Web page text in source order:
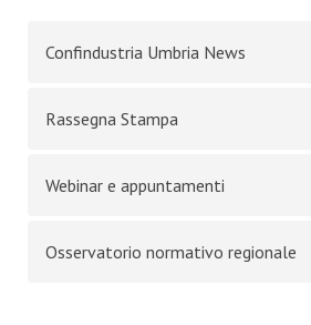
Confindustria Umbria News
Rassegna Stampa
Webinar e appuntamenti
Osservatorio normativo regionale